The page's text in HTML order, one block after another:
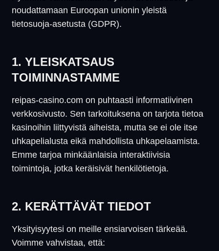
noudattamaan Euroopan unionin yleistä
tietosuoja-asetusta (GDPR).
1. YLEISKATSAUS
TOIMINNASTAMME
reipas-casino.com on puhtaasti informatiivinen
verkkosivusto. Sen tarkoituksena on tarjota tietoa
kasinoihin liittyvistä aiheista, mutta se ei ole itse
uhkapelialusta eikä mahdollista uhkapelaamista.
Emme tarjoa minkäänlaisia interaktiivisia
toimintoja, jotka keräisivät henkilötietoja.
2. KERÄTTÄVÄT TIEDOT
Yksityisyytesi on meille ensiarvoisen tärkeää.
Voimme vahvistaa, että: